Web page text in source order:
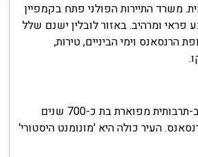
משרד התיירות הפולני פתח בקמפיין
פראי ומרהיב. באזור לובלין ישנם שלל
הרנסאנס וימי הביניים, טירות,
העיר לובלין היא בירת הפרובינציה ואחת הערים האטרקטיביות בפולין. היא מתהדרת במסורת רב-תרבותית מפוארת בת כ-700 שנים
מתקופת הרנסאנס. העיר כולה היא 'מונומנט היסטורי'